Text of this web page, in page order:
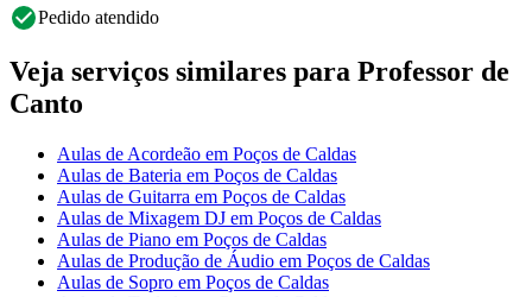
Pedido atendido
Veja serviços similares para Professor de
Canto
Aulas de Acordeão em Poços de Caldas
Aulas de Bateria em Poços de Caldas
Aulas de Guitarra em Poços de Caldas
Aulas de Mixagem DJ em Poços de Caldas
Aulas de Piano em Poços de Caldas
Aulas de Produção de Áudio em Poços de Caldas
Aulas de Sopro em Poços de Caldas